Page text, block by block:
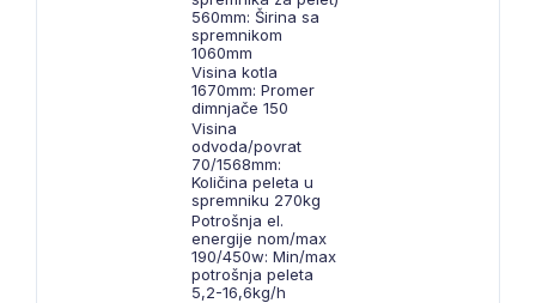
560mm: Širina sa
spremnikom
1060mm
Visina kotla
1670mm: Promer
dimnjače 150
Visina
odvoda/povrat
70/1568mm:
Količina peleta u
spremniku 270kg
Potrošnja el.
energije nom/max
190/450w: Min/max
potrošnja peleta
5,2-16,6kg/h